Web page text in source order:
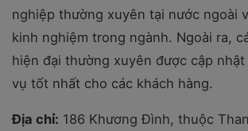
nghiệp thường xuyên tại nước ngoài
kinh nghiệm trong ngành. Ngoài ra,
hiện đại thường xuyên được cập
vụ tốt nhất cho các khách hàng.
Địa chỉ: 186 Khương Đình, thuộc